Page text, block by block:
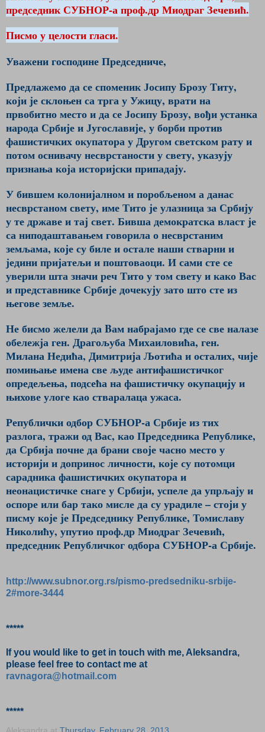
председник СУБНОР-а проф.др Миодраг Зечевић.
Писмо у целости гласи.
Уважени господине Председниче,
Предлажемо да се споменик Јосипу Брозу Титу,
који је склоњен са трга у Ужицу, врати на
првобитно место и да се Јосипу Брозу, вођи устанка
народа Србије и Југославије, у борби против
фашистичких окупатора у Другом светском рату и
потом оснивачу несврстаности у свету, указују
признања која историјски припадају.
У бившем колонијалном и поробљеном а данас
несврстаном свету, име Тито је улазница за Србију
у те државе и тај свет. Бивша демократска власт је
са ниподаштавањем говорила о несврстаним
земљама, које су биле и остале наши стварни и
једини пријатељи и поштоваоци. И сами сте се
уверили шта значи реч Тито у том свету и како Вас
и представнике Србије дочекују зато што сте из
његове земље.
Не бисмо желели да Bам набрајамо где се све налазе
обележја ген. Драгољуба Михаиловића, ген.
Милана Недића, Димитрија Љотића и осталих, чије
помињање имена све људе антифашистичког
опредељења, подсећа на фашистичку окупацију и
њихове улоге као стваралаца ужаса.
Републички одбор СУБНОР-а Србије из тих
разлога, тражи од Вас, као Председника Републике,
да Србија почне да брани своје часно место у
историји и допринос личности, које су потомци
сарадника фашистичких окупатора и
неонацистичке снаге у Србији, успеле да упрљају и
оспоре или бар тако мисле да су урадиле – стоји у
писму које је Председнику Републике, Томиславу
Николићу, упутио проф.др Миодраг Зечевић,
председник Републичког одбора СУБНОР-а Србије.
http://www.subnor.org.rs/pismo-predsedniku-srbije-
2#more-3444
*****
If you would like to get in touch with me, Aleksandra,
please feel free to contact me at
ravnagora@hotmail.com
*****
Aleksandra at Thursday, February 28, 2013